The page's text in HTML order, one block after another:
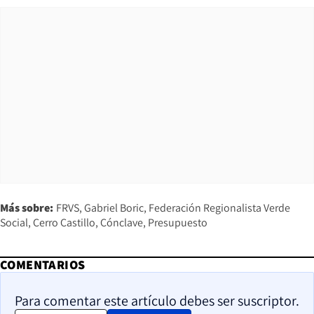
Más sobre: FRVS Gabriel Boric Federación Regionalista Verde
Social Cerro Castillo Cónclave Presupuesto
COMENTARIOS
Para comentar este artículo debes ser suscriptor.